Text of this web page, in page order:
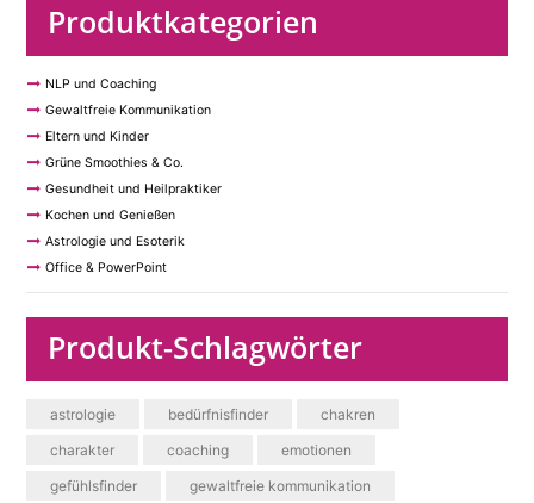
Produktkategorien
NLP und Coaching
Gewaltfreie Kommunikation
Eltern und Kinder
Grüne Smoothies & Co.
Gesundheit und Heilpraktiker
Kochen und Genießen
Astrologie und Esoterik
Office & PowerPoint
Produkt-Schlagwörter
astrologie bedürfnisfinder
chakren
charakter
coaching
emotionen
gefühlsfinder
gewaltfreie kommunikation